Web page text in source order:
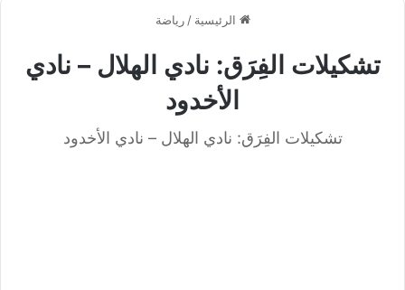
الرئيسية / رياضة
تشكيلات الفِرَق: نادي الهلال – نادي
الأخدود
تشكيلات الفِرَق: نادي الهلال – نادي الأخدود